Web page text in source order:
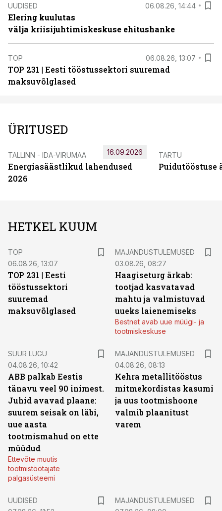
UUDISED 06.08.26, 14:44
Elering kuulutas
välja kriisijuhtimiskeskuse ehitushanke
TOP 06.08.26, 13:07
TOP 231 | Eesti tööstussektori suuremad
maksuvõlglased
ÜRITUSED
TALLINN - IDA-VIRUMAA
Energiasäästlikud lahendused
2026
16.09.2026 TARTU
Puidutööstuse
HETKEL KUUM
TOP
06.08.26, 13:07
TOP 231 | Eesti
tööstussektori
suuremad
maksuvõlglased
MAJANDUSTULEMUSED
03.08.26, 08:27
Haagiseturg ärkab:
tootjad kasvatavad
mahtu ja valmistuvad
uueks laienemiseks
Bestnet avab uue müügi- ja
tootmiskeskuse
SUUR LUGU
04.08.26, 10:42
ABB palkab Eestis
tänavu veel 90 inimest.
Juhid avavad plaane:
suurem seisak on läbi,
uue aasta
tootmismahud on ette
müüdud
Ettevõte muutis
tootmistöötajate
palgasüsteemi
MAJANDUSTULEMUSED
04.08.26, 08:13
Kehra metallitööstus
mitmekordistas kasumi
ja uus tootmishoone
valmib plaanitust
varem
UUDISED
MAJANDUSTULEMUSED